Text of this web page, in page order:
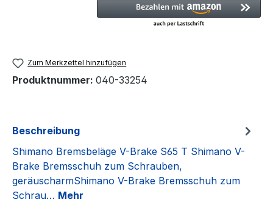
Zum Merkzettel hinzufügen
Produktnummer: 040-33254
Beschreibung
Shimano Bremsbeläge V-Brake S65 T Shimano V-
Brake Bremsschuh zum Schrauben,
geräuscharmShimano V-Brake Bremsschuh zum
Schrau… Mehr